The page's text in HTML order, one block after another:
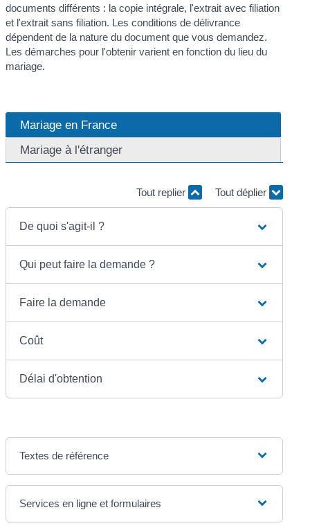
documents différents : la copie intégrale, l'extrait avec filiation
et l'extrait sans filiation. Les conditions de délivrance
dépendent de la nature du document que vous demandez.
Les démarches pour l'obtenir varient en fonction du lieu du
mariage.
Mariage en France
Mariage à l'étranger
Tout replier Tout déplier
De quoi s'agit-il ?
Qui peut faire la demande ?
Faire la demande
Coût
Délai d'obtention
Textes de référence
Services en ligne et formulaires